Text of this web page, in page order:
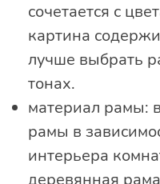
сочетается с
картина
лучше выбрать
тонах.
материал рамы:
рамы в
интерьера
деревянная